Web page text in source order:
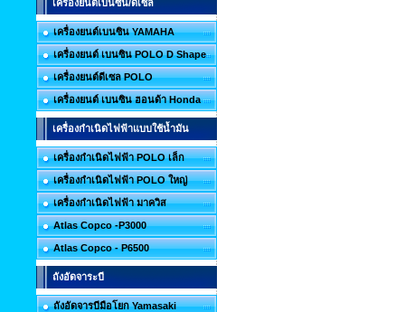
เครื่องยนต์เบนซิน/ดีเซล
เครื่องยนต์เบนซิน YAMAHA
เครื่องยนต์ เบนซิน POLO D Shape
เครื่องยนต์ดีเซล POLO
เครื่องยนต์ เบนซิน ฮอนด้า Honda
เครื่องกำเนิดไฟฟ้าแบบใช้น้ำมัน
เครื่องกำเนิดไฟฟ้า POLO เล็ก
เครื่องกำเนิดไฟฟ้า POLO ใหญ่
เครื่องกำเนิดไฟฟ้า มาควิส
Atlas Copco -P3000
Atlas Copco - P6500
ถังอัดจาระบี
ถังอัดจารบีมือโยก Yamasaki